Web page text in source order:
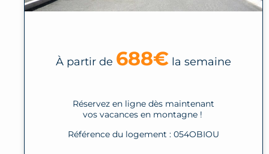
À partir de 688€ la semaine
Réservez en ligne dès maintenant
vos vacances en montagne !
Référence du logement : 054OBIOU